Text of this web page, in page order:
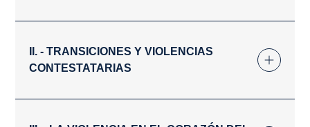
II. - TRANSICIONES Y VIOLENCIAS
CONTESTATARIAS